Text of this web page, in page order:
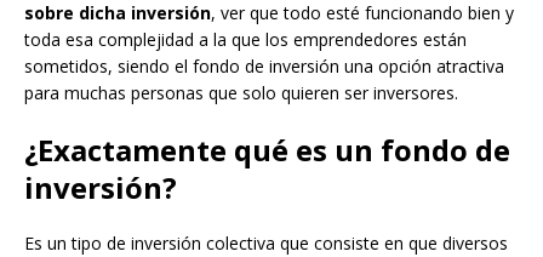
sobre dicha inversión, ver que todo esté funcionando bien y
toda esa complejidad a la que los emprendedores están
sometidos, siendo el fondo de inversión una opción atractiva
para muchas personas que solo quieren ser inversores.
¿Exactamente qué es un fondo de
inversión?
Es un tipo de inversión colectiva que consiste en que diversos